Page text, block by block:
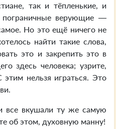
так и тёпленькие, и
верующие —
Но это ещё ничего не
найти такие слова,
это и закрепить это в
здесь человека; узрите,
этим нельзя играться. Это
все вкушали ту же самую
об этом, духовную манну!